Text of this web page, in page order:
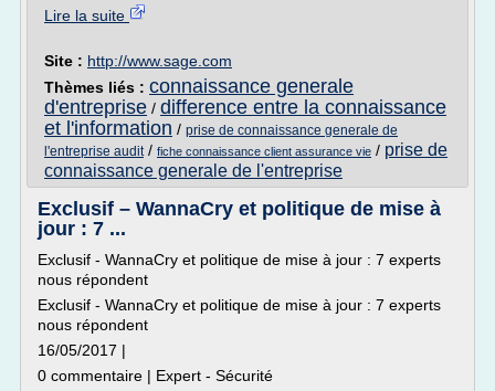
Lire la suite
Site : http://www.sage.com
Thèmes liés : connaissance generale
d'entreprise / difference entre la connaissance
et l'information / prise de connaissance generale de
l'entreprise audit/ fiche connaissance client assurance vie / prise de
connaissance generale de l'entreprise
Exclusif – WannaCry et politique de mise à
jour : 7 ...
Exclusif - WannaCry et politique de mise à jour : 7 experts
nous répondent
Exclusif - WannaCry et politique de mise à jour : 7 experts
nous répondent
16/05/2017 |
0 commentaire | Expert - Sécurité